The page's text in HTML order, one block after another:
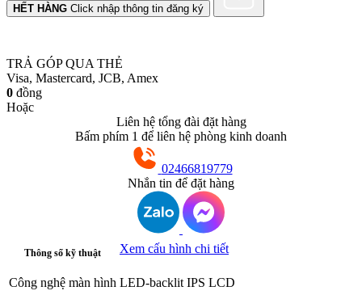
HẾT HÀNG Click nhập thông tin đăng ký
TRẢ GÓP QUA THẺ
Visa, Mastercard, JCB, Amex
0 đồng
Hoặc
Liên hệ tổng đài đặt hàng
Bấm phím 1 để liên hệ phòng kinh doanh
02466819779
Nhắn tin để đặt hàng
Thông số kỹ thuật Xem cấu hình chi tiết
Công nghệ màn hình LED-backlit IPS LCD